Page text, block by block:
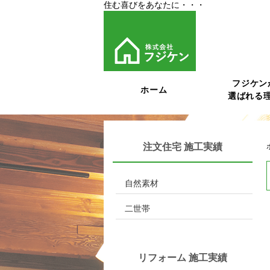
住む喜びをあなたに・・・
ホーム
フジケン
選ばれる
注文住宅 施工実績
自然素材
二世帯
リフォーム 施工実績